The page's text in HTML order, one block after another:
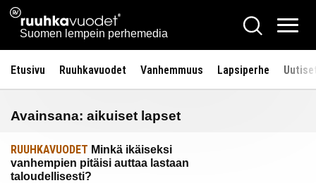
Siirry
sisältöön
Ruuhkavuodet.fi
Suomen lempein perhemedia
Hae
Etusivu Ruuhkavuodet Vanhemmuus Lapsiperhe
Avainsana: aikuiset lapset
RUUHKAVUODET Minkä ikäiseksi
vanhempien pitäisi auttaa lastaan
taloudellisesti?